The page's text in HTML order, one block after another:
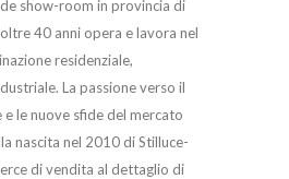
show-room in provincia di
40 anni opera e lavora nel
residenziale,
La passione verso il
le nuove sfide del mercato
nascita nel 2010 di Stilluce-
di vendita al dettaglio di